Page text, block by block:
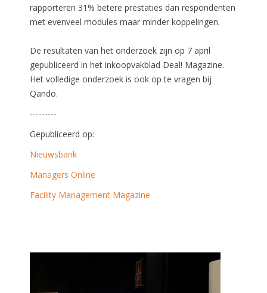
rapporteren 31% betere prestaties dan respondenten
met evenveel modules maar minder koppelingen.
De resultaten van het onderzoek zijn op 7 april
gepubliceerd in het inkoopvakblad Deal! Magazine.
Het volledige onderzoek is ook op te vragen bij
Qando.
---------
Gepubliceerd op:
Nieuwsbank
Managers Online
Facility Management Magazine